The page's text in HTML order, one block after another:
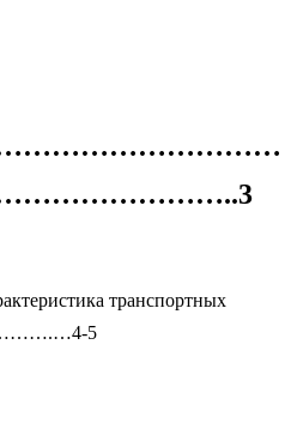
транспортных
5